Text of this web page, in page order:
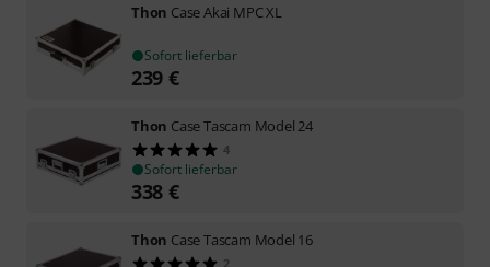
Thon Case Akai MPC XL
Sofort lieferbar
239 €
Thon Case Tascam Model 24
4
Sofort lieferbar
338 €
Thon Case Tascam Model 16
2